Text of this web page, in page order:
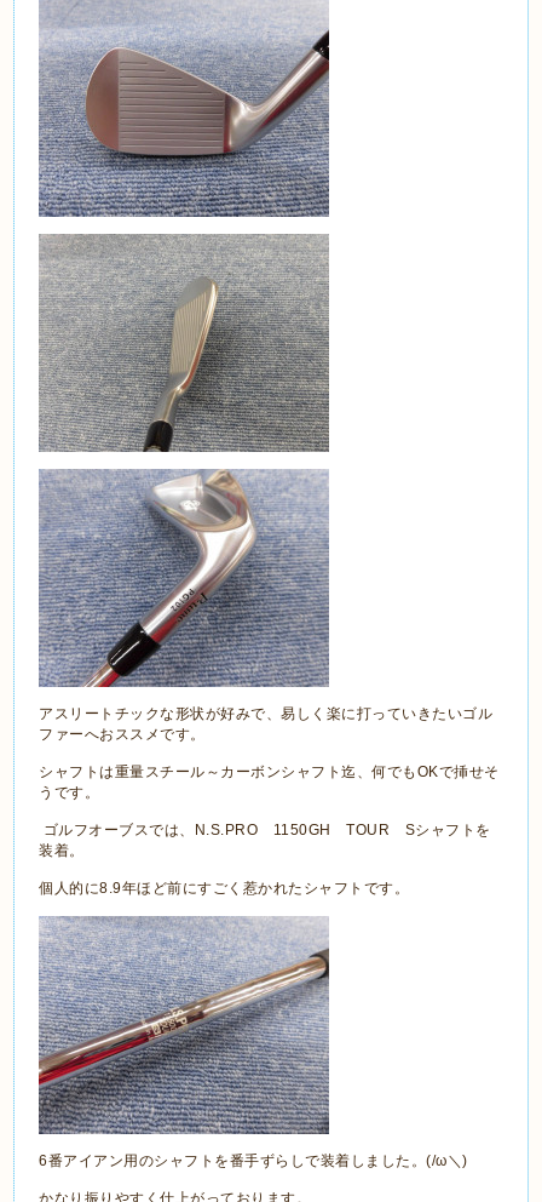
アスリートチックな形状が好みで、易しく楽に打っていきたいゴル
ファーへおススメです。
シャフトは重量スチール～カーボンシャフト迄、何でもOKで挿せそ
うです。
ゴルフオーブスでは、N.S.PRO 1150GH TOUR Sシャフトを
装着。
個人的に8.9年ほど前にすごく惹かれたシャフトです。
6番アイアン用のシャフトを番手ずらしで装着しました。(/ω＼)
かなり振りやすく仕上がっております。